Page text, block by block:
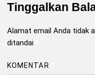
Tinggalkan
Alamat email Anda tidak
ditandai
KOMENTAR